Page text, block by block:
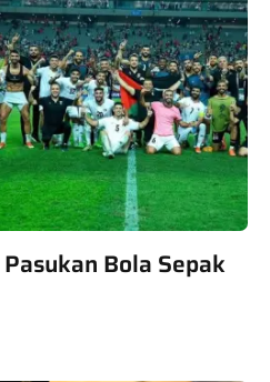
Bola Sepak